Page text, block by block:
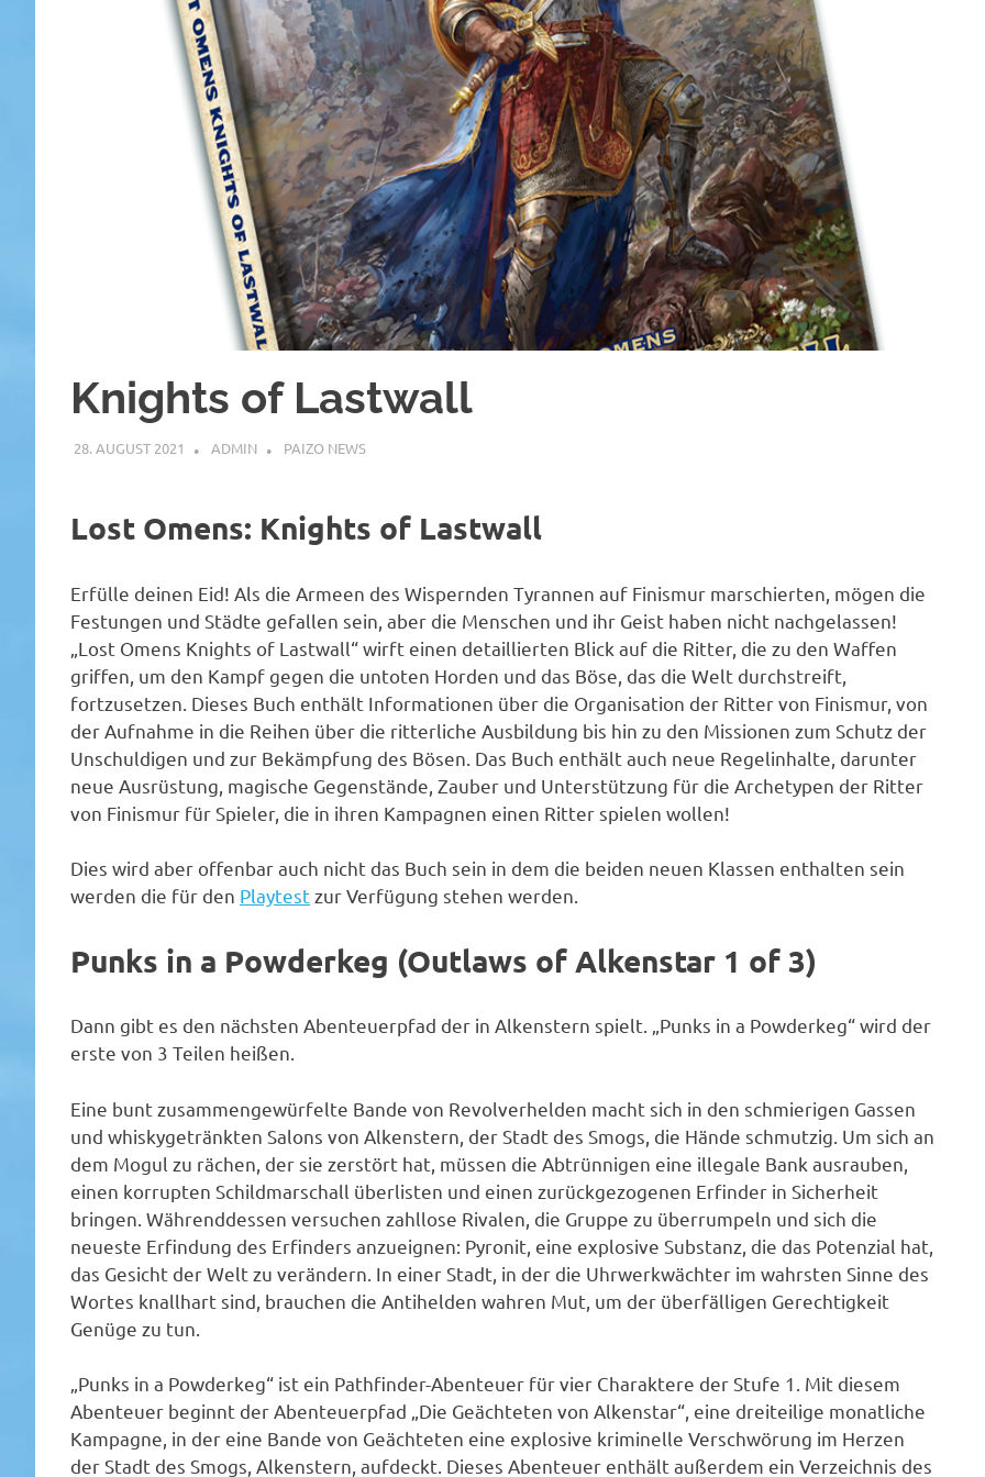
Knights of Lastwall
28. AUGUST 2021 ADMIN PAIZO NEWS
Lost Omens: Knights of Lastwall
Erfülle deinen Eid! Als die Armeen des Wispernden Tyrannen auf Finismur marschierten, mögen die
Festungen und Städte gefallen sein, aber die Menschen und ihr Geist haben nicht nachgelassen!
„Lost Omens Knights of Lastwall“ wirft einen detaillierten Blick auf die Ritter, die zu den Waffen
griffen, um den Kampf gegen die untoten Horden und das Böse, das die Welt durchstreift,
fortzusetzen. Dieses Buch enthält Informationen über die Organisation der Ritter von Finismur, von
der Aufnahme in die Reihen über die ritterliche Ausbildung bis hin zu den Missionen zum Schutz der
Unschuldigen und zur Bekämpfung des Bösen. Das Buch enthält auch neue Regelinhalte, darunter
neue Ausrüstung, magische Gegenstände, Zauber und Unterstützung für die Archetypen der Ritter
von Finismur für Spieler, die in ihren Kampagnen einen Ritter spielen wollen!
Dies wird aber offenbar auch nicht das Buch sein in dem die beiden neuen Klassen enthalten sein
werden die für den Playtestzur Verfügung stehen werden.
Punks in a Powderkeg (Outlaws of Alkenstar 1 of 3)
Dann gibt es den nächsten Abenteuerpfad der in Alkenstern spielt. „Punks in a Powderkeg“ wird der
erste von 3 Teilen heißen.
Eine bunt zusammengewürfelte Bande von Revolverhelden macht sich in den schmierigen Gassen
und whiskygetränkten Salons von Alkenstern, der Stadt des Smogs, die Hände schmutzig. Um sich an
dem Mogul zu rächen, der sie zerstört hat, müssen die Abtrünnigen eine illegale Bank ausrauben,
einen korrupten Schildmarschall überlisten und einen zurückgezogenen Erfinder in Sicherheit
bringen. Währenddessen versuchen zahllose Rivalen, die Gruppe zu überrumpeln und sich die
neueste Erfindung des Erfinders anzueignen: Pyronit, eine explosive Substanz, die das Potenzial hat,
das Gesicht der Welt zu verändern. In einer Stadt, in der die Uhrwerkwächter im wahrsten Sinne des
Wortes knallhart sind, brauchen die Antihelden wahren Mut, um der überfälligen Gerechtigkeit
Genüge zu tun.
„Punks in a Powderkeg“ ist ein Pathfinder-Abenteuer für vier Charaktere der Stufe 1. Mit diesem
Abenteuer beginnt der Abenteuerpfad „Die Geächteten von Alkenstar“, eine dreiteilige monatliche
Kampagne, in der eine Bande von Geächteten eine explosive kriminelle Verschwörung im Herzen
der Stadt des Smogs, Alkenstern, aufdeckt. Dieses Abenteuer enthält außerdem ein Verzeichnis des